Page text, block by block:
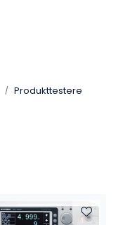
Produkttestere